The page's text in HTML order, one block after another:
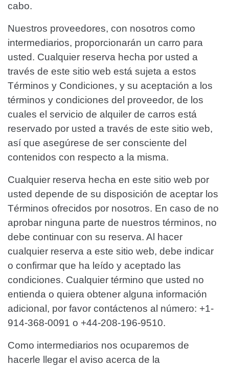
cabo.
Nuestros proveedores, con nosotros como
intermediarios, proporcionarán un carro para
usted. Cualquier reserva hecha por usted a
través de este sitio web está sujeta a estos
Términos y Condiciones, y su aceptación a los
términos y condiciones del proveedor, de los
cuales el servicio de alquiler de carros está
reservado por usted a través de este sitio web,
así que asegúrese de ser consciente del
contenidos con respecto a la misma.
Cualquier reserva hecha en este sitio web por
usted depende de su disposición de aceptar los
Términos ofrecidos por nosotros. En caso de no
aprobar ninguna parte de nuestros términos, no
debe continuar con su reserva. Al hacer
cualquier reserva a este sitio web, debe indicar
o confirmar que ha leído y aceptado las
condiciones. Cualquier término que usted no
entienda o quiera obtener alguna información
adicional, por favor contáctenos al número: +1-
914-368-0091 o +44-208-196-9510.
Como intermediarios nos ocuparemos de
hacerle llegar el aviso acerca de la